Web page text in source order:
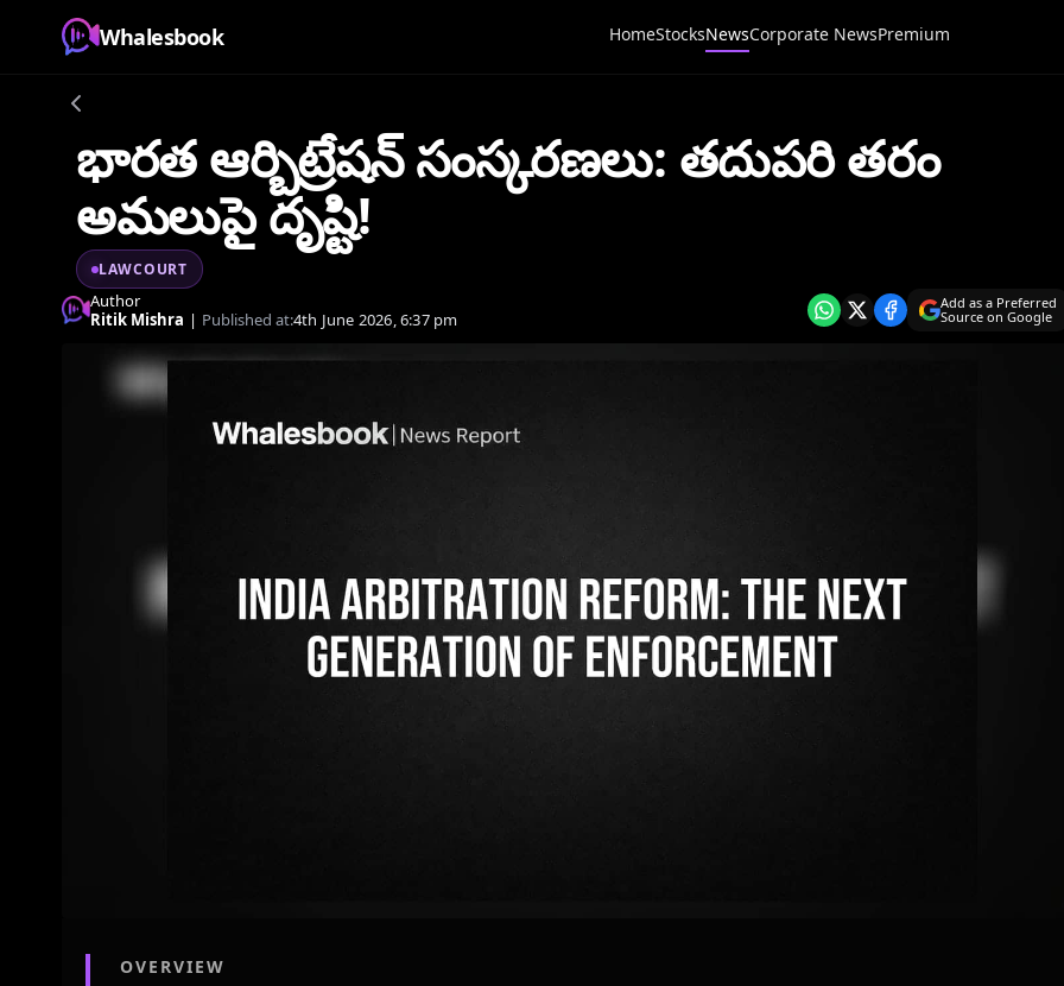
Whalesbook HomeStocksNewsCorporate NewsPremium
భారత ఆర్బిట్రేషన్ సంస్కరణలు: తదుపరి తరం
అమలుపై దృష్టి!
LAWCOURT
Author
Ritik Mishra | Published at:4th June 2026, 6:37 pm
Add as a Preferred
Source on Google
OVERVIEW